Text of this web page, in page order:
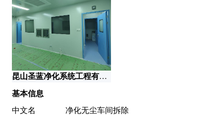
昆山圣蓝净化系统工程有限公司
基本信息
中文名
净化无尘车间拆除